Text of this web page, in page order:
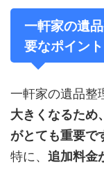
一軒家の遺
要なポイント
一軒家の遺品整
大きくなるため
がとても重要で
特に、 追加料金